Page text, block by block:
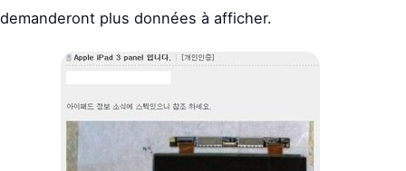
demanderont plus données à afficher.